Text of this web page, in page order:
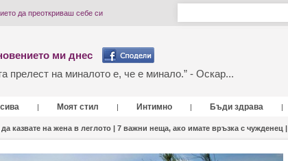
да преоткриваш себе си
ми днес
прелест на миналото е, че е минало.” - Оскар...
| Моят стил | Интимно | Бъди здрава |
казвате на жена в леглото | 7 важни неща, ако имате връзка с чужденец |